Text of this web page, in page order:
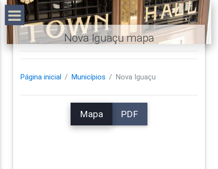
Nova Iguaçu mapa
Página inicial Municípios Nova Iguaçu
Mapa PDF